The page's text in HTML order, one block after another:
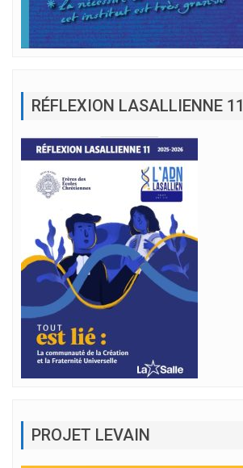
RÉFLEXION LASALLIENNE 11
PROJET LEVAIN